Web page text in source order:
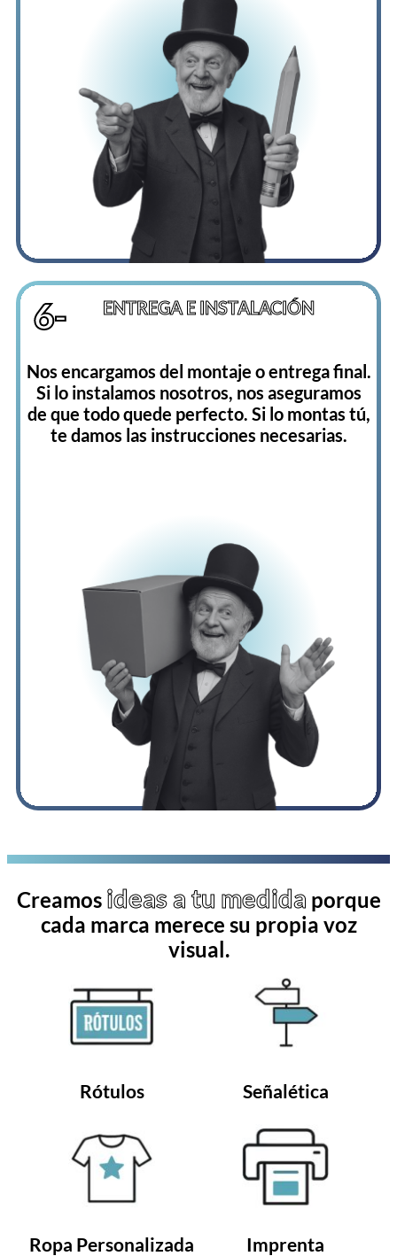
6- ENTREGA E INSTALACIÓN
Nos encargamos del montaje o entrega final.
Si lo instalamos nosotros, nos aseguramos
de que todo quede perfecto. Si lo montas tú,
te damos las instrucciones necesarias.
Creamos ideas a tu medida porque
cada marca merece su propia voz
visual.
Rótulos Señalética
Ropa Personalizada Imprenta